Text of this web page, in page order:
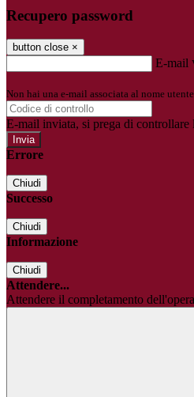
Recupero password
button close ×
E-mail
Non hai una e-mail associata al nome
E-mail inviata, si prega di controllare
Errore
Chiudi
Successo
Chiudi
Informazione
Chiudi
Attendere...
Attendere il completamento